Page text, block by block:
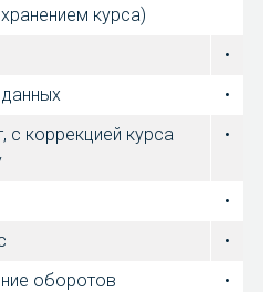
курса)
•
•
с коррекцией курса
•
•
•
оборотов
•